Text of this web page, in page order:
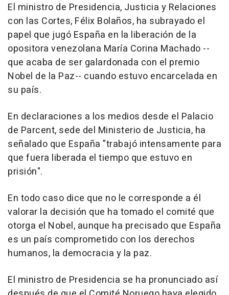
El ministro de Presidencia, Justicia y Relaciones
con las Cortes, Félix Bolaños, ha subrayado el
papel que jugó España en la liberación de la
opositora venezolana María Corina Machado --
que acaba de ser galardonada con el premio
Nobel de la Paz-- cuando estuvo encarcelada en
su país.
En declaraciones a los medios desde el Palacio
de Parcent, sede del Ministerio de Justicia, ha
señalado que España "trabajó intensamente para
que fuera liberada el tiempo que estuvo en
prisión".
En todo caso dice que no le corresponde a él
valorar la decisión que ha tomado el comité que
otorga el Nobel, aunque ha precisado que España
es un país comprometido con los derechos
humanos, la democracia y la paz.
El ministro de Presidencia se ha pronunciado así